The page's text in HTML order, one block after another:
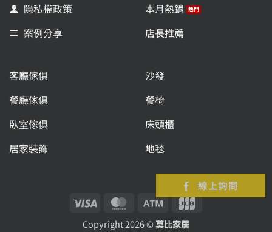
隱私權政策
案例分享
本月熱銷
店長推薦
客廳傢俱
餐廳傢俱
臥室傢俱
居家裝飾
沙發
餐椅
床頭櫃
地毯
線上詢問
Visa MasterCard
Atm
JCB
Copyright 2026 ©莫比家居